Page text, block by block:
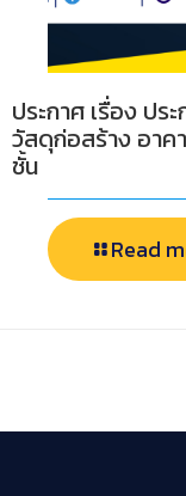
ประกาศ เรื่อง ปร
วัสดุก่อสร้าง อาค
ชั้น
Read